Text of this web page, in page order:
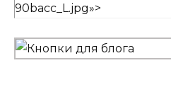
90bacc_L.jpg»>